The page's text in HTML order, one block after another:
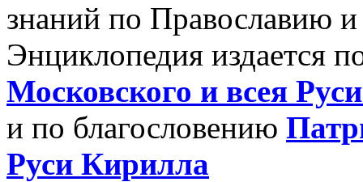
знаний по Православию
Энциклопедия издается
Московского и всея
и по благословению
Руси Кирилла